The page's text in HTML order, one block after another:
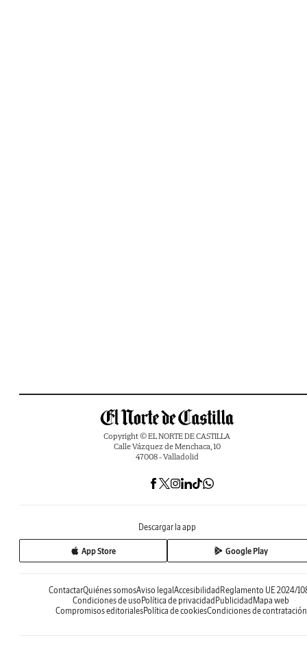
Copyright © EL NORTE DE CASTILLA
Calle Vázquez de Menchaca, 10
47008 - Valladolid
Descargar la app
App Store Google Play
ContactarQuiénes somosAviso legal Accesibilidad Reglamento UE 2024/
Condiciones de uso Política de privacidad Publicidad Mapa web
Compromisos editorialesPolítica de cookiesCondiciones de contratación